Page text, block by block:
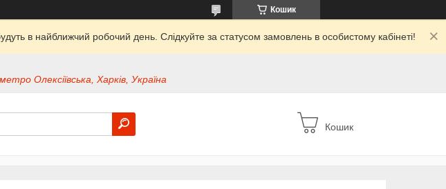
Кошик
в найближчий робочий день. Слідкуйте за статусом замовлень в особистому кабінеті!
Олексіївська, Харків, Україна
Кошик